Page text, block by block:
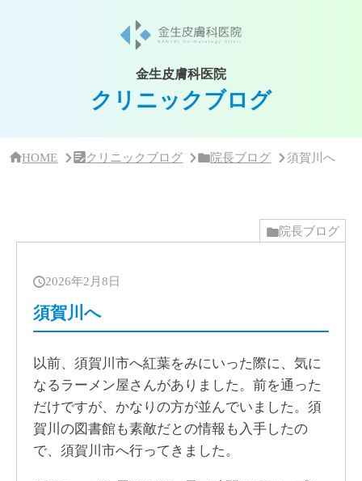
要
金生皮膚科医院
クリニックブログ
HOME クリニックブログ 院長ブログ 須賀川へ
院長ブログ
2026年2月8日
須賀川へ
以前、須賀川市へ紅葉をみにいった際に、気に
なるラーメン屋さんがありました。前を通った
だけですが、かなりの方が並んでいました。須
賀川の図書館も素敵だとの情報も入手したの
で、須賀川市へ行ってきました。